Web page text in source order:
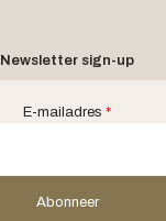
Newsletter sign-up
E-mailadres *
Abonneer